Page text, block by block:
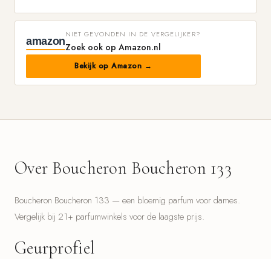
amazon
NIET GEVONDEN IN DE VERGELIJKER?
Zoek ook op Amazon.nl
Bekijk op Amazon →
Over Boucheron Boucheron 133
Boucheron Boucheron 133 — een bloemig parfum voor dames.
Vergelijk bij 21+ parfumwinkels voor de laagste prijs.
Geurprofiel